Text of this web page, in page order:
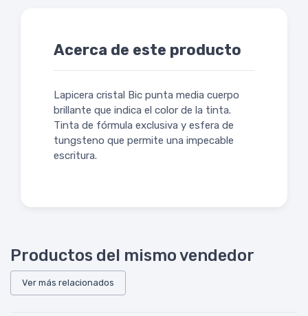
Acerca de este producto
Lapicera cristal Bic punta media cuerpo
brillante que indica el color de la tinta.
Tinta de fórmula exclusiva y esfera de
tungsteno que permite una impecable
escritura.
Productos del mismo vendedor
Ver más relacionados